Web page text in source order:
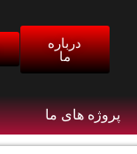
درباره
ما
پروژه های ما